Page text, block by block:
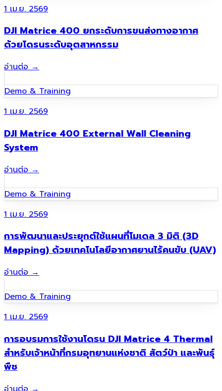
1 เม.ย. 2569
DJI Matrice 400 ยกระดับการขนส่งทางอากาศ
ด้วยโดรนระดับอุตสาหกรรม
อ่านต่อ→
Demo & Training
1 เม.ย. 2569
DJI Matrice 400 External Wall Cleaning
System
อ่านต่อ →
Demo & Training
1 เม.ย. 2569
การพัฒนาและประยุกต์ใช้แผนที่โมเดล 3 มิติ (3D
Mapping) ด้วยเทคโนโลยีอากาศยานไร้คนขับ (UAV)
อ่านต่อ→
Demo & Training
1 เม.ย. 2569
การอบรมการใช้งานโดรน DJI Matrice 4 Thermal
สำหรับเจ้าหน้าที่กรมอุทยานแห่งชาติ สัตว์ป่า และพันธุ์
พืช